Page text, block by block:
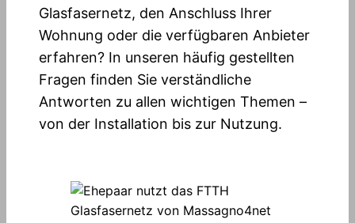
Glasfasernetz, den Anschluss Ihrer
Wohnung oder die verfügbaren Anbieter
erfahren? In unseren häufig gestellten
Fragen finden Sie verständliche
Antworten zu allen wichtigen Themen –
von der Installation bis zur Nutzung.